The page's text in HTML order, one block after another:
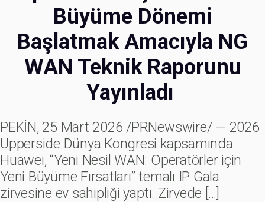
Büyüme Dönemi
Başlatmak Amacıyla NG
WAN Teknik Raporunu
Yayınladı
PEKİN, 25 Mart 2026 /PRNewswire/ — 2026
Upperside Dünya Kongresi kapsamında
Huawei, “Yeni Nesil WAN: Operatörler için
Yeni Büyüme Fırsatları” temalı IP Gala
zirvesine ev sahipliği yaptı. Zirvede […]